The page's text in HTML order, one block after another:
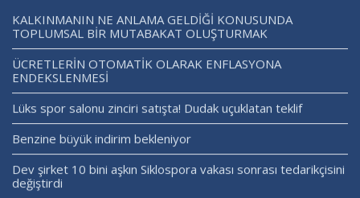
KALKINMANIN NE ANLAMA GELDİĞİ KONUSUNDA
TOPLUMSAL BİR MUTABAKAT OLUŞTURMAK
ÜCRETLERİN OTOMATİK OLARAK ENFLASYONA
ENDEKSLENMESİ
Lüks spor salonu zinciri satışta! Dudak uçuklatan teklif
Benzine büyük indirim bekleniyor
Dev şirket 10 bini aşkın Siklospora vakası sonrası tedarikçisini
değiştirdi